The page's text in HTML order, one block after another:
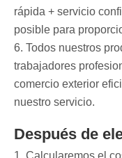
rápida + servicio
posible para
6. Todos nuestros
trabajadores
comercio exterior
nuestro servicio.
Después de
1. Calcularemos el